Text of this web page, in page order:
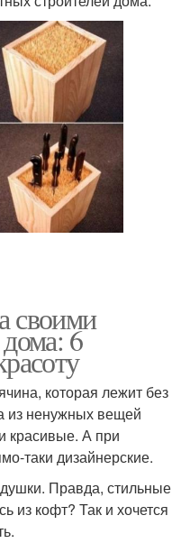
своими
6
которая лежит без
из ненужных вещей
красивые. А при
таки дизайнерские.
Правда, стильные
из кофт? Так и хочется